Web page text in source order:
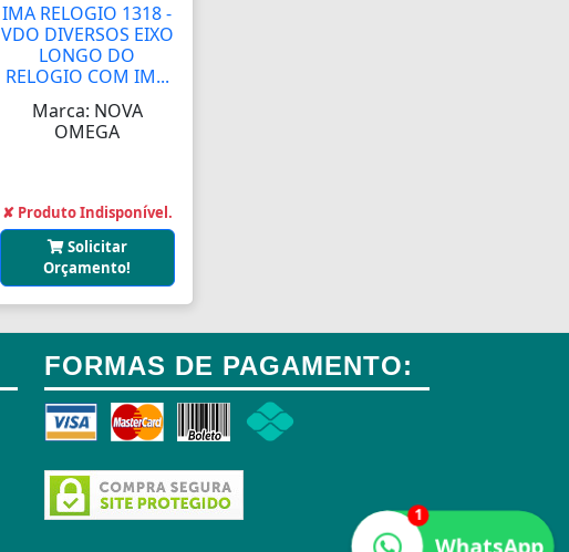
1
WhatsApp
IMA RELOGIO 1318 -
VDO DIVERSOS EIXO
LONGO DO
RELOGIO COM IM...
Marca: NOVA
OMEGA
✘ Produto Indisponível.
Solicitar
Orçamento!
FORMAS DE PAGAMENTO: